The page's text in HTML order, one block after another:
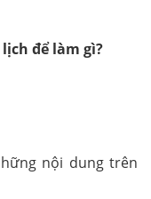
để làm gì?
nội dung trên